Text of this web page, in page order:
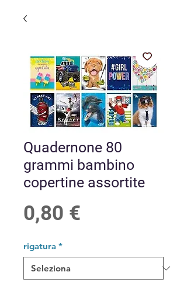
Quadernone 80
grammi bambino
copertine assortite
0,80 €
rigatura *